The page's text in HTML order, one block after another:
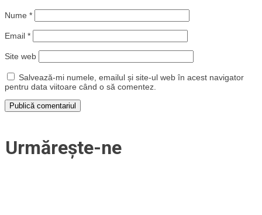
Nume *
Email *
Site web
Salvează-mi numele, emailul și site-ul web în acest navigator
pentru data viitoare când o să comentez.
Urmărește-ne